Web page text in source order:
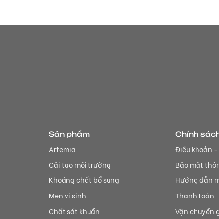
Sản phẩm
Artemia
Cải tạo môi trường
Khoáng chất bổ sung
Men vi sinh
Chất sát khuẩn
Chính
Điều khoản -
Bảo mật
Hướng dẫn
Thanh toán
Vận chuyển